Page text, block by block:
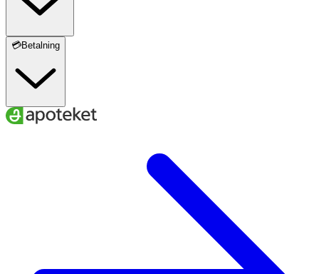
💳Betalning